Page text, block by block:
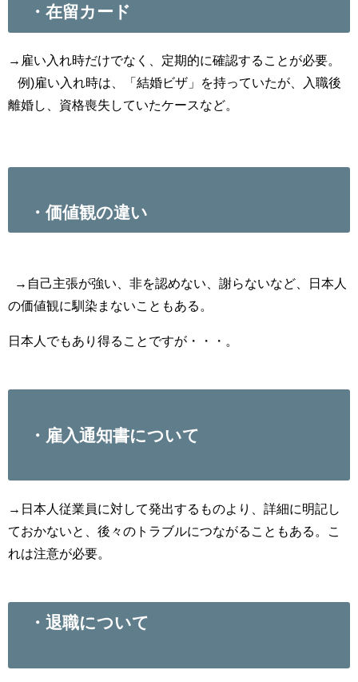
・在留カード
→雇い入れ時だけでなく、定期的に確認することが必要。
例)雇い入れ時は、「結婚ビザ」を持っていたが、入職後
離婚し、資格喪失していたケースなど。
・価値観の違い
→自己主張が強い、非を認めない、謝らないなど、日本人
の価値観に馴染まないこともある。
日本人でもあり得ることですが・・・。
・雇入通知書について
→日本人従業員に対して発出するものより、詳細に明記し
ておかないと、後々のトラブルにつながることもある。こ
れは注意が必要。
・退職について